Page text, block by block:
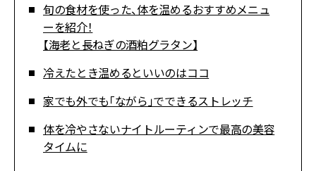
旬の食材を使った、体を温めるおすすめメニュ
ーを紹介！
【海老と長ねぎの酒粕グラタン】
冷えたとき温めるといいのはココ
家でも外でも「ながら」でできるストレッチ
体を冷やさないナイトルーティンで最高の美容
タイムに